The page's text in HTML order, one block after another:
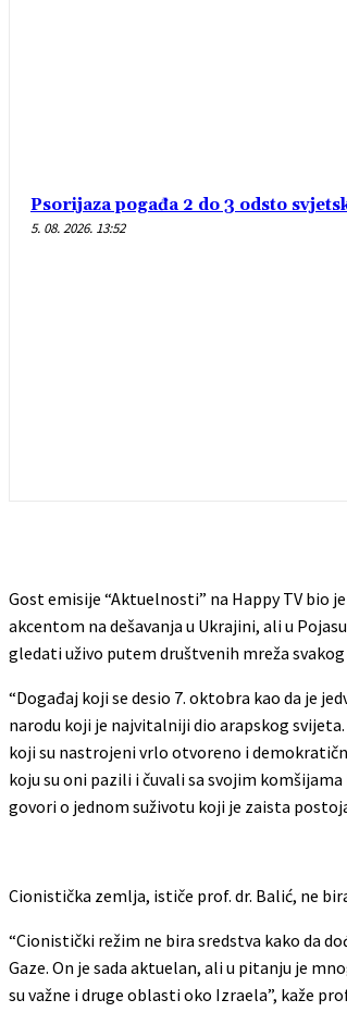
Psorijaza pogađa 2 do 3 odsto
5. 08. 2026. 13:52
Gost emisije “Aktuelnosti” na Happy TV bio
akcentom na dešavanja u Ukrajini, ali u
gledati uživo putem društvenih mreža
“Događaj koji se desio 7. oktobra kao da je
narodu koji je najvitalniji dio arapskog
koji su nastrojeni vrlo otvoreno i
koju su oni pazili i čuvali sa svojim
govori o jednom suživotu koji je zaista
Cionistička zemlja, ističe prof. dr. Balić, ne
“Cionistički režim ne bira sredstva kako da
Gaze. On je sada aktuelan, ali u pitanju je
su važne i druge oblasti oko Izraela”, kaže